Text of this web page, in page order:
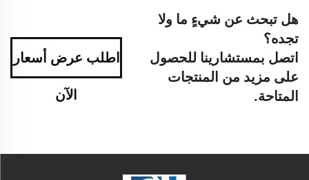
هل تبحث عن شيءٍ ما ولا
تجده؟
اتصل بمستشارينا للحصول
على مزيد من المنتجات
المتاحة.
اطلب عرض أسعار
الآن